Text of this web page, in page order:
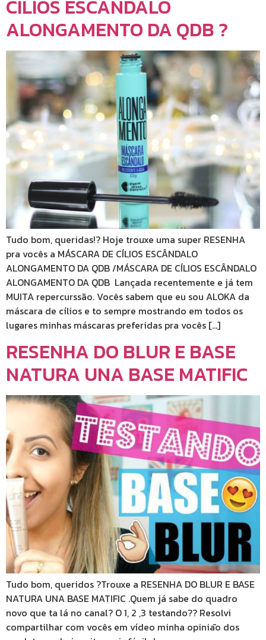
CÍLIOS ESCÂNDALO
ALONGAMENTO DA QDB ?
Tudo bom, queridas!? Hoje trouxe uma super RESENHA
pra vocês a MÁSCARA DE CÍLIOS ESCÂNDALO
ALONGAMENTO DA QDB /MÁSCARA DE CÍLIOS ESCÂNDALO
ALONGAMENTO DA QDB Lançada recentemente e já tem
MUITA repercurssão. Vocês sabem que eu sou ALOKA da
máscara de cílios e to sempre mostrando em todos os
lugares minhas máscaras preferidas pra vocês […]
RESENHA DO BLUR E BASE
NATURA UNA BASE MATIFIC
Tudo bom, queridos ?Trouxe a RESENHA DO BLUR E BASE
NATURA UNA BASE MATIFIC .Quem já sabe do quadro
novo que ta lá no canal? O 1, 2 ,3 testando?? Resolvi
compartilhar com vocês em vídeo minha opiniāo dos